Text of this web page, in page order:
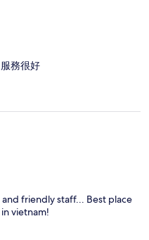
務很好
friendly staff... Best place
vietnam!